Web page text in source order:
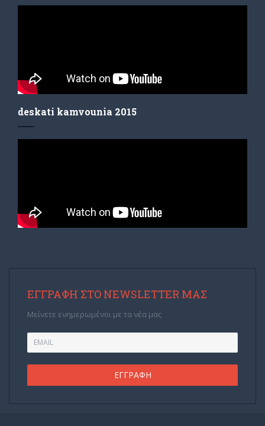
deskati kamvounia 2015
ΕΓΓΡΑΦΉ ΣΤΟ NEWSLETTER ΜΑΣ
Μείνετε ενημερωμένοι με τα νέα μας